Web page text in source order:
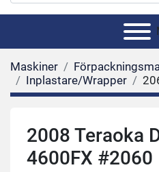
Maskiner
Inplastare/Wrapper
2008 Teraoka
4600FX #2060